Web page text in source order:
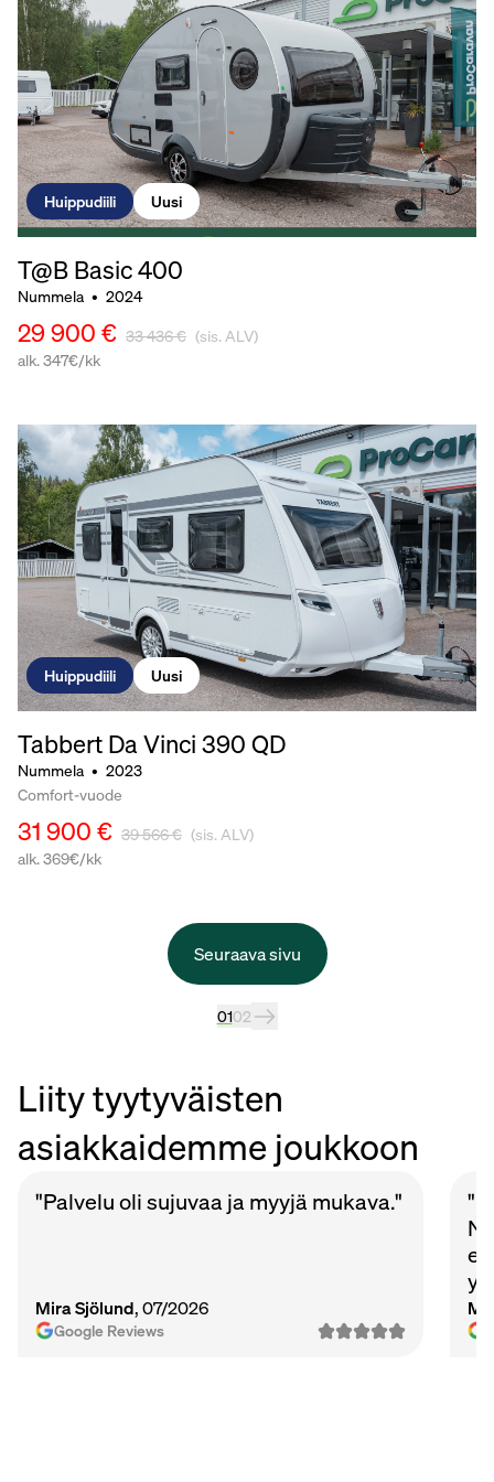
Huippudiili Uusi
T@B Basic400
Nummela • 2024
29 900 € 33 436 € (sis. ALV)
alk. 347€/kk
Huippudiili Uusi
Tabbert Da Vinci 390 QD
Nummela • 2023
Comfort-vuode
31 900 € 39 566 € (sis. ALV)
alk. 369€/kk
Seuraava sivu
0102
Liity tyytyväisten
asiakkaidemme joukkoon
"Palvelu oli sujuvaa ja myyjä mukava."
Mira Sjölund, 07/2026
Google Reviews